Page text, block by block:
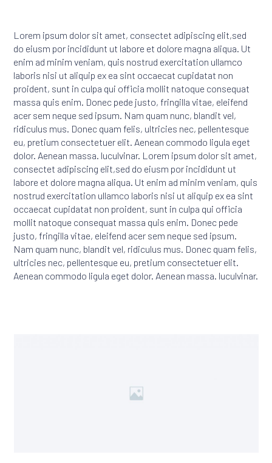
Lorem ipsum dolor sit amet, consectet adipiscing elit,sed
do eiusm por incididunt ut labore et dolore magna aliqua. Ut
enim ad minim veniam, quis nostrud exercitation ullamco
laboris nisi ut aliquip ex ea sint occaecat cupidatat non
proident, sunt in culpa qui officia mollit natoque consequat
massa quis enim. Donec pede justo, fringilla vitae, eleifend
acer sem neque sed ipsum. Nam quam nunc, blandit vel,
ridiculus mus. Donec quam felis, ultricies nec, pellentesque
eu, pretium consectetuer elit. Aenean commodo ligula eget
dolor. Aenean massa. luculvinar. Lorem ipsum dolor sit amet,
consectet adipiscing elit,sed do eiusm por incididunt ut
labore et dolore magna aliqua. Ut enim ad minim veniam, quis
nostrud exercitation ullamco laboris nisi ut aliquip ex ea sint
occaecat cupidatat non proident, sunt in culpa qui officia
mollit natoque consequat massa quis enim. Donec pede
justo, fringilla vitae, eleifend acer sem neque sed ipsum.
Nam quam nunc, blandit vel, ridiculus mus. Donec quam felis,
ultricies nec, pellentesque eu, pretium consectetuer elit.
Aenean commodo ligula eget dolor. Aenean massa. luculvinar.